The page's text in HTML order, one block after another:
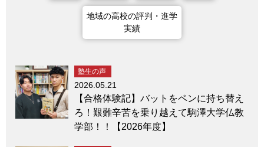
地域の高校の評判・進学
実績
塾生の声
2026.05.21
【合格体験記】バットをペンに持ち替え
ろ！艱難辛苦を乗り越えて駒澤大学仏教
学部！！【2026年度】